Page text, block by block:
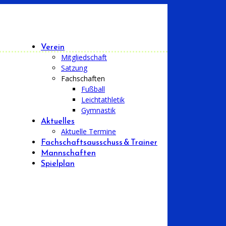
Verein
Mitgliedschaft
Satzung
Fachschaften
Fußball
Leichtathletik
Gymnastik
Aktuelles
Aktuelle Termine
Fachschaftsausschuss & Trainer
Mannschaften
Spielplan